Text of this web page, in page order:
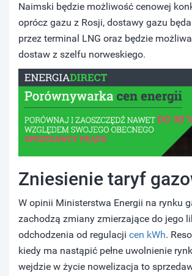
Naimski będzie możliwość cenowej
oprócz gazu z Rosji, dostawy gazu
przez terminal LNG oraz będzie
dostaw z szelfu norweskiego.
Zniesienie taryf
W opinii Ministerstwa Energii na rynku
zachodzą zmiany zmierzające do jego
odchodzenia od regulacji cen kWh.
kiedy ma nastąpić pełne uwolnienie
wejdzie w życie nowelizacja to